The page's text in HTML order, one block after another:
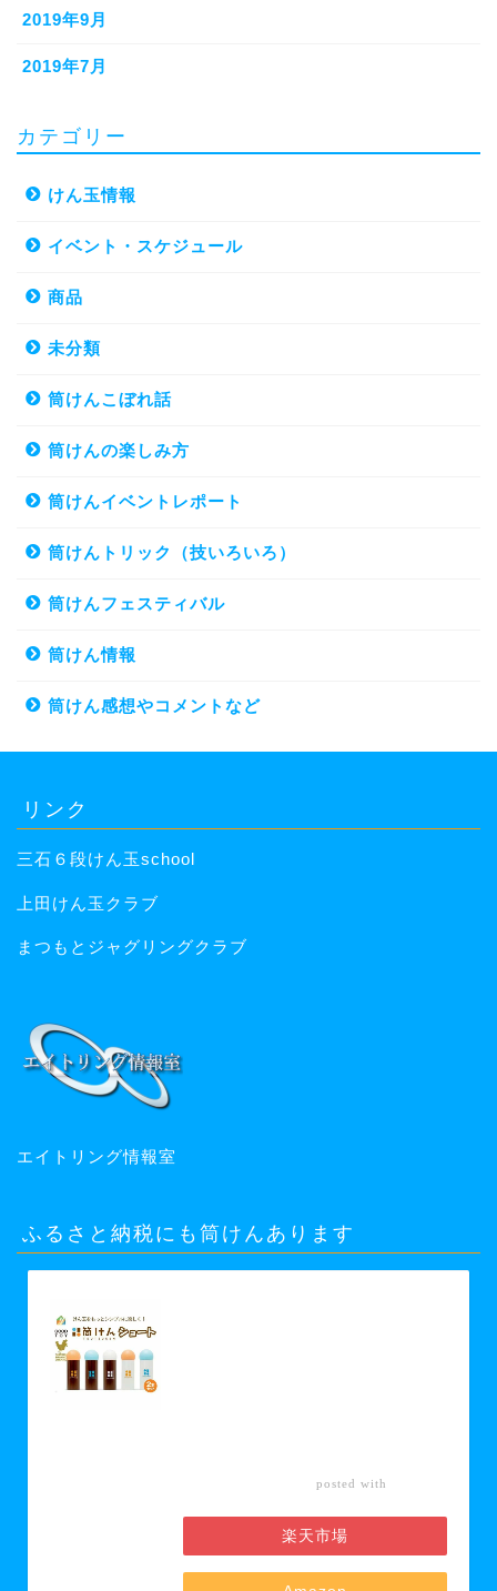
2019年9月
2019年7月
カテゴリー
けん玉情報
イベント・スケジュール
商品
未分類
筒けんこぼれ話
筒けんの楽しみ方
筒けんイベントレポート
筒けんトリック（技いろいろ）
筒けんフェスティバル
筒けん情報
筒けん感想やコメントなど
リンク
三石６段けん玉school
上田けん玉クラブ
まつもとジャグリングクラブ
エイトリング情報室
ふるさと納税にも筒けんあります
posted with
楽天市場